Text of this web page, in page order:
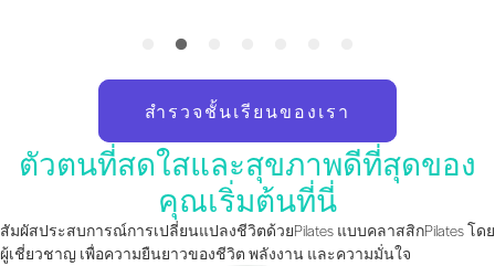
สำรวจชั้นเรียนของเรา
ตัวตนที่สดใสและสุขภาพดีที่สุดของ
คุณเริ่มต้นที่นี่
สัมผัสประสบการณ์การเปลี่ยนแปลงชีวิตด้วยPilates แบบคลาสสิกPilates โดย
ผู้เชี่ยวชาญ เพื่อความยืนยาวของชีวิต พลังงาน และความมั่นใจ